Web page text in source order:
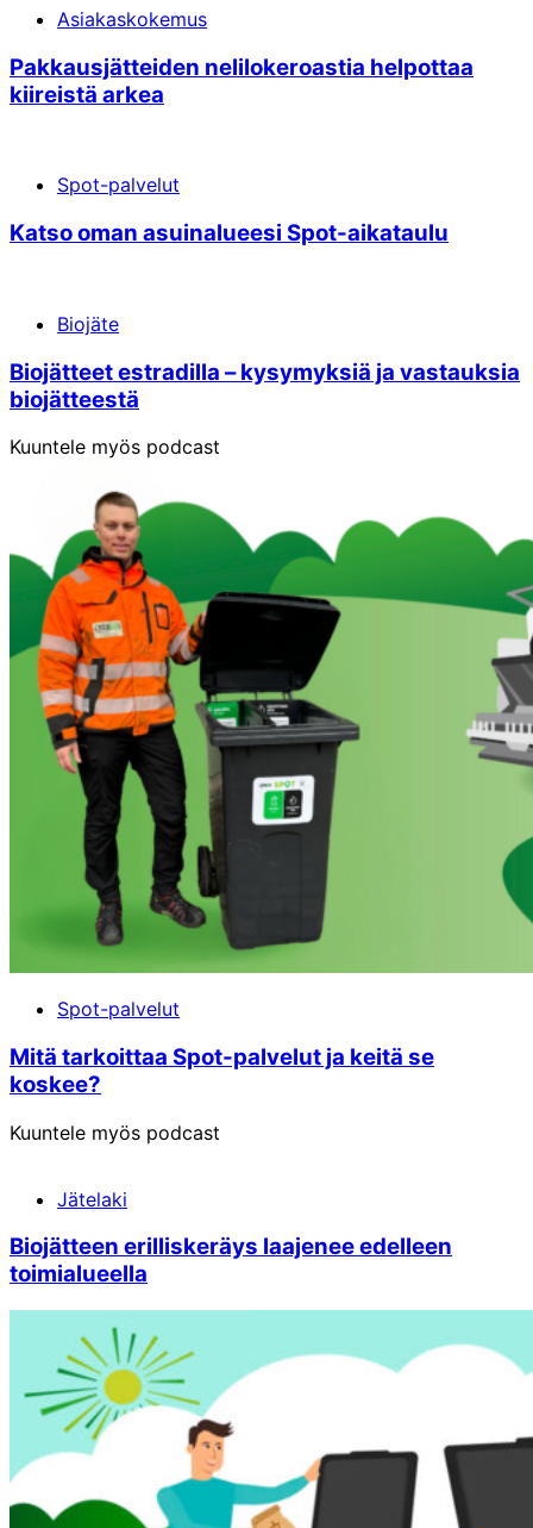
Asiakaskokemus
Pakkausjätteiden nelilokeroastia helpottaa
kiireistä arkea
Spot-palvelut
Katso oman asuinalueesi Spot-aikataulu
Biojäte
Biojätteet estradilla – kysymyksiä ja vastauksia
biojätteestä
Kuuntele myös podcast
Spot-palvelut
Mitä tarkoittaa Spot-palvelut ja keitä se
koskee?
Kuuntele myös podcast
Jätelaki
Biojätteen erilliskeräys laajenee edelleen
toimialueella